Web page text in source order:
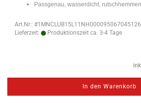
Passgenau, wasserdicht,
Art.Nr.: #1MNCLUB15L11NH000095067045126
Lieferzeit:
Produktionszeit ca. 3-4 Tage
In den Warenkorb